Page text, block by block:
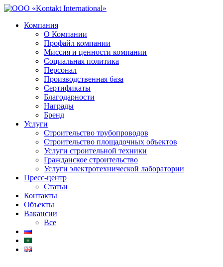
Компания
О Компании
Профайл компании
Миссия и ценности компании
Социальная политика
Персонал
Производственная база
Сертификаты
Благодарности
Награды
Бренд
Услуги
Строительство трубопроводов
Строительство площадочных объектов
Услуги строительной техники
Гражданское строительство
Услуги электротехнической лаборатории
Пресс-центр
Статьи
Контакты
Объекты
Вакансии
Все